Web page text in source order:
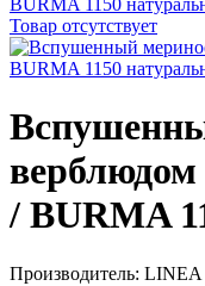
Товар отсутствует
/ BURMA
Производитель: